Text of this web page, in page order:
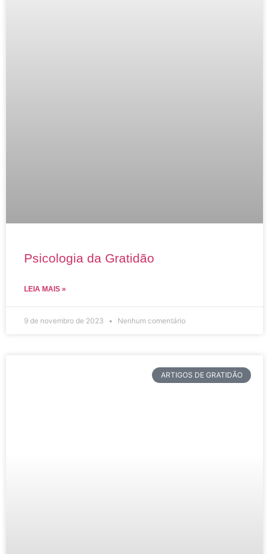
Psicologia da Gratidão
LEIA MAIS »
9 de novembro de 2023 Nenhum comentário
ARTIGOS DE GRATIDÃO